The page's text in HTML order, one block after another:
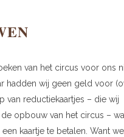
van het circus voor ons
hadden wij geen geld voor
van reductiekaartjes – die wij
opbouw van het circus –
kaartje te betalen. Want